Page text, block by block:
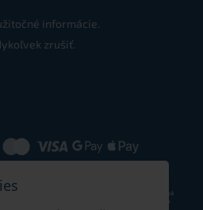
informácie.
zrušiť.